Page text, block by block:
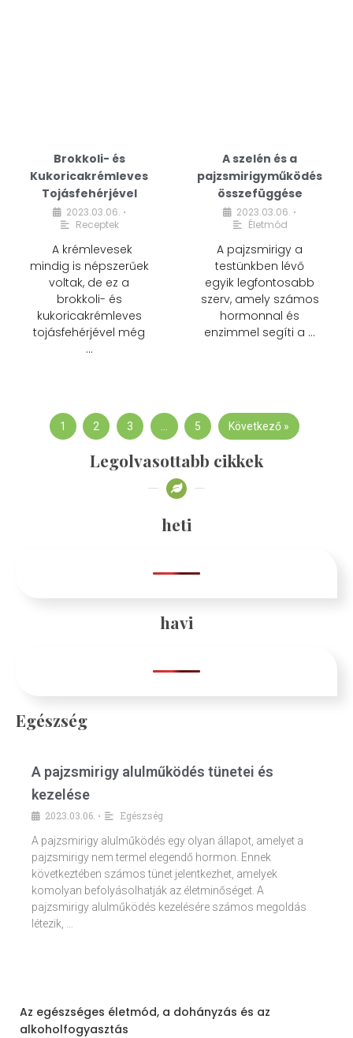
Brokkoli- és
Kukoricakrémleves
Tojásfehérjével
2023.03.06. •
Receptek
A krémlevesek
mindig is népszerűek
voltak, de ez a
brokkoli- és
kukoricakrémleves
tojásfehérjével még
…
A szelén és a
pajzsmirigyműködés
összefüggése
2023.03.06. •
Életmód
A pajzsmirigy a
testünkben lévő
egyik legfontosabb
szerv, amely számos
hormonnal és
enzimmel segíti a …
1 2 3 … 5 Következő »
Legolvasottabb cikkek
heti
havi
Egészség
A pajzsmirigy alulműködés tünetei és
kezelése
2023.03.06. •
Egészség
A pajzsmirigy alulműködés egy olyan állapot, amelyet a
pajzsmirigy nem termel elegendő hormon. Ennek
következtében számos tünet jelentkezhet, amelyek
komolyan befolyásolhatják az életminőséget. A
pajzsmirigy alulműködés kezelésére számos megoldás
létezik, …
Az egészséges életmód, a dohányzás és az
alkoholfogyasztás